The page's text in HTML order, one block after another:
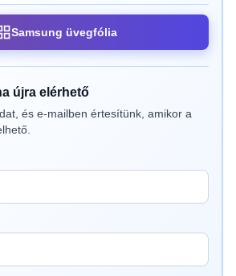
Samsung üvegfólia
újra elérhető
és e-mailben értesítünk, amikor a